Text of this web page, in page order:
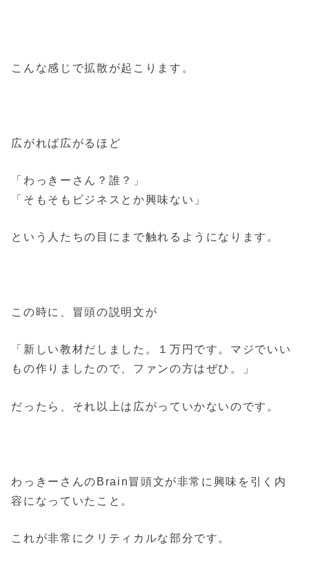
こんな感じで拡散が起こります。
広がれば広がるほど
「わっきーさん？誰？」
「そもそもビジネスとか興味ない」
という人たちの目にまで触れるようになります。
この時に、冒頭の説明文が
「新しい教材だしました。１万円です。マジでいい
もの作りましたので、ファンの方はぜひ。」
だったら、それ以上は広がっていかないのです。
わっきーさんのBrain冒頭文が非常に興味を引く内
容になっていたこと。
これが非常にクリティカルな部分です。